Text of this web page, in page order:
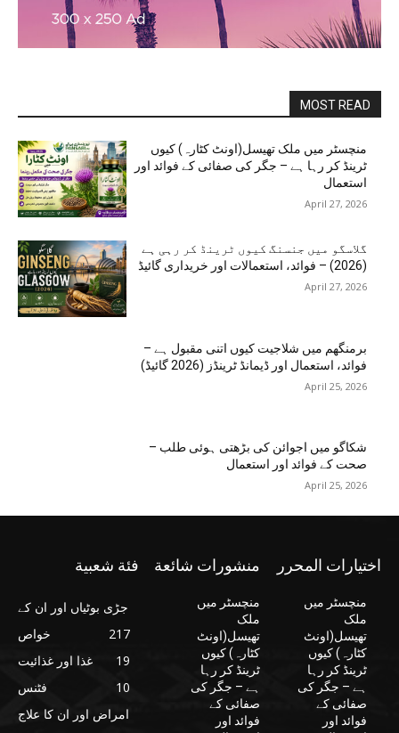
MOST READ
منچسٹر میں ملک تھیسل(اونٹ کٹارہ) کیوں
ٹرینڈ کر رہا ہے – جگر کی صفائی کے فوائد اور
استعمال
April 27, 2026
گلاسگو میں جنسنگ کیوں ٹرینڈ کر رہی ہے
(2026) – فوائد، استعمالات اور خریداری گائیڈ
April 27, 2026
برمنگھم میں شلاجیت کیوں اتنی مقبول ہے –
فوائد، استعمال اور ڈیمانڈ ٹرینڈز (2026 گائیڈ)
April 25, 2026
شکاگو میں اجوائن کی بڑھتی ہوئی طلب –
صحت کے فوائد اور استعمال
April 25, 2026
اختيارات المحرر
منچسٹر میں
ملک
تھیسل(اونٹ
کٹارہ) کیوں
ٹرینڈ کر رہا
ہے – جگر کی
صفائی کے
فوائد اور
منشورات شائعة
منچسٹر میں
ملک
تھیسل(اونٹ
کٹارہ) کیوں
ٹرینڈ کر رہا
ہے – جگر کی
صفائی کے
فوائد اور
فئة شعبية
جڑی بوٹیاں اور ان کے
خواص
217
غذا اور غذائیت
19
فٹنس
10
امراض اور ان کا علاج